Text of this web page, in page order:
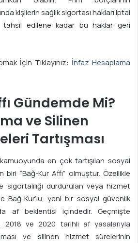
kişilerin sağlık sigortası hakları iptal
edilene kadar bu haklar geri
İçin Tıklayınız: İnfaz Hesaplama
Gündemde Mi?
ve Silinen
Tartışması
en çok tartışılan sosyal
biri “Bağ-Kur Affı” olmuştur. Özellikle
durdurulan veya hizmet
Bağ-Kur’lu, yeni bir sosyal güvenlik
af beklentisi içindedir. Geçmişte
2018 ve 2020 tarihli af yasalarıyla
ve silinen hizmet sürelerinin